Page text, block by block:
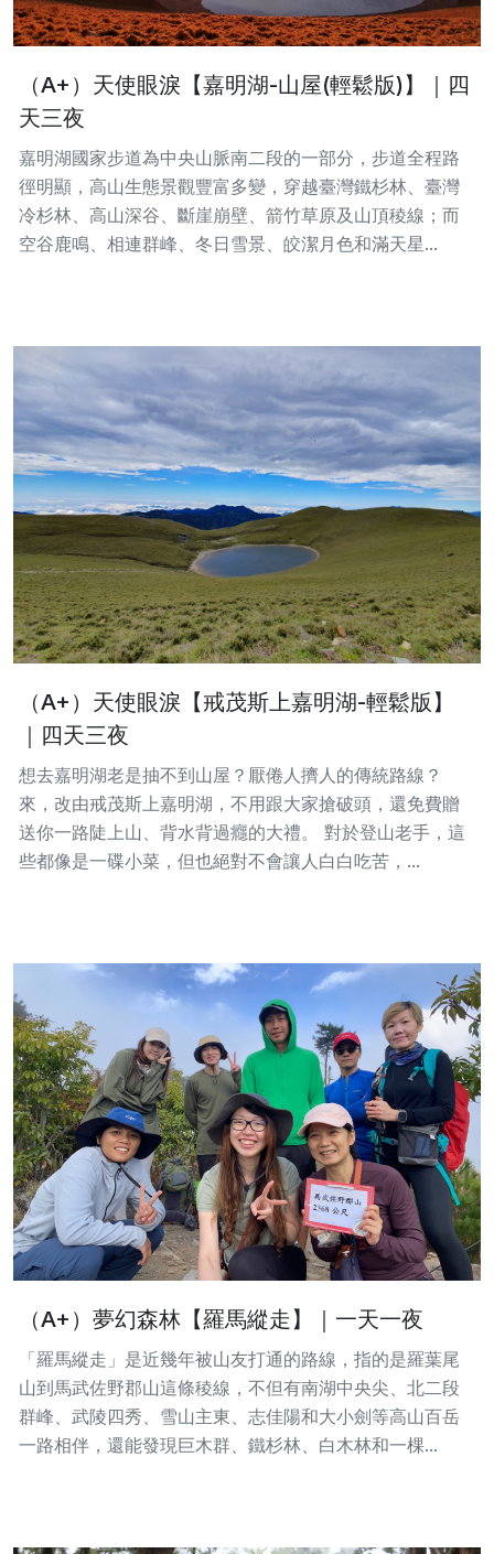
（A+）天使眼淚【嘉明湖-山屋(輕鬆版)】｜四
天三夜
嘉明湖國家步道為中央山脈南二段的一部分，步道全程路
徑明顯，高山生態景觀豐富多變，穿越臺灣鐵杉林、臺灣
冷杉林、高山深谷、斷崖崩壁、箭竹草原及山頂稜線；而
空谷鹿鳴、相連群峰、冬日雪景、皎潔月色和滿天星...
（A+）天使眼淚【戒茂斯上嘉明湖-輕鬆版】
｜四天三夜
想去嘉明湖老是抽不到山屋？厭倦人擠人的傳統路線？
來，改由戒茂斯上嘉明湖，不用跟大家搶破頭，還免費贈
送你一路陡上山、背水背過癮的大禮。 對於登山老手，這
些都像是一碟小菜，但也絕對不會讓人白白吃苦，...
（A+）夢幻森林【羅馬縱走】｜一天一夜
「羅馬縱走」是近幾年被山友打通的路線，指的是羅葉尾
山到馬武佐野郡山這條稜線，不但有南湖中央尖、北二段
群峰、武陵四秀、雪山主東、志佳陽和大小劍等高山百岳
一路相伴，還能發現巨木群、鐵杉林、白木林和一棵...